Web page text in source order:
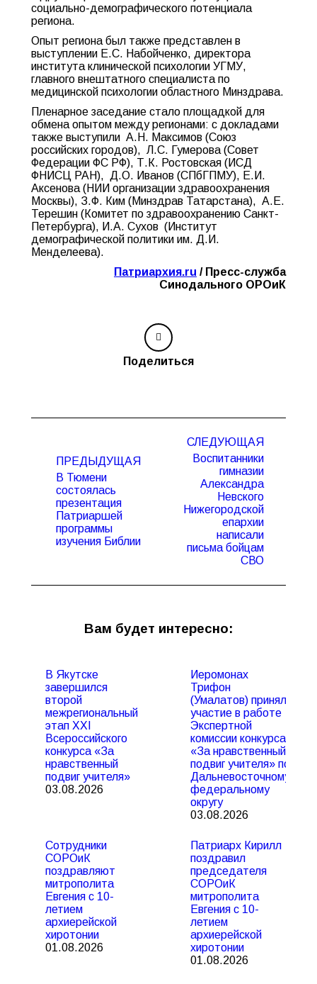
социально-демографического потенциала
региона.
Опыт региона был также представлен в
выступлении Е.С. Набойченко, директора
института клинической психологии УГМУ,
главного внештатного специалиста по
медицинской психологии областного Минздрава.
Пленарное заседание стало площадкой для
обмена опытом между регионами: с докладами
также выступили А.Н. Максимов (Союз
российских городов), Л.С. Гумерова (Совет
Федерации ФС РФ), Т.К. Ростовская (ИСД
ФНИСЦ РАН), Д.О. Иванов (СПбГПМУ), Е.И.
Аксенова (НИИ организации здравоохранения
Москвы), З.Ф. Ким (Минздрав Татарстана), А.Е.
Терешин (Комитет по здравоохранению Санкт-
Петербурга), И.А. Сухов (Институт
демографической политики им. Д.И.
Менделеева).
Патриархия.ru / Пресс-служба
Синодального ОРОиК
Поделиться
записям
ПРЕДЫДУЩАЯ
Предыдущая
запись:
В Тюмени
состоялась
презентация
Патриаршей
программы
изучения Библии
СЛЕДУЮЩАЯ
Следующая
Воспитанники
гимназии
Александра
Невского
Нижегородской
епархии
написали
письма бойцам
СВО
Вам будет интересно:
В Якутске
завершился
второй
межрегиональный
этап XXI
Всероссийского
конкурса «За
нравственный
подвиг учителя»
03.08.2026
Иеромонах
Трифон
(Умалатов) принял
участие в работе
Экспертной
комиссии конкурса
«За нравственный
подвиг учителя» по
Дальневосточному
федеральному
округу
03.08.2026
Сотрудники
СОРОиК
поздравляют
митрополита
Евгения с 10-
летием
архиерейской
хиротонии
01.08.2026
Патриарх Кирилл
поздравил
председателя
СОРОиК
митрополита
Евгения с 10-
летием
архиерейской
хиротонии
01.08.2026